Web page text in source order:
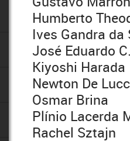
Humberto
Ives Gandra
José Eduardo
Kiyoshi Harada
Newton De
Osmar Brina
Plínio Lacerda
Rachel Sztajn